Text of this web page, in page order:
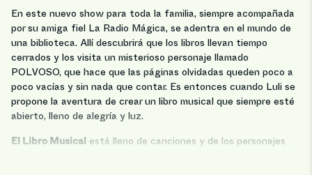
En este nuevo show para toda la familia, siempre acompañada
por su amiga fiel La Radio Mágica, se adentra en el mundo de
una biblioteca. Allí descubrirá que los libros llevan tiempo
cerrados y los visita un misterioso personaje llamado
POLVOSO, que hace que las páginas olvidadas queden poco a
poco vacías y sin nada que contar. Es entonces cuando Luli se
propone la aventura de crear un libro musical que siempre esté
abierto, lleno de alegría y luz.
El Libro Musical está lleno de canciones y de los personajes